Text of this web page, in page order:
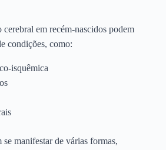
em recém-nascidos podem
condições, como:
isquêmica
se manifestar de várias formas,